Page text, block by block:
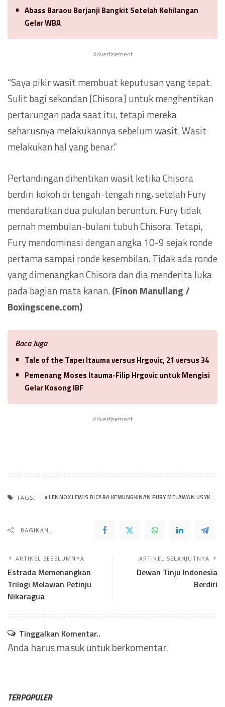
Abass Baraou Berjanji Bangkit Setelah Kehilangan
Gelar WBA
Advertisement
“Saya pikir wasit membuat keputusan yang tepat.
Sulit bagi sekondan [Chisora] untuk menghentikan
pertarungan pada saat itu, tetapi mereka
seharusnya melakukannya sebelum wasit. Wasit
melakukan hal yang benar.”
Pertandingan dihentikan wasit ketika Chisora
berdiri kokoh di tengah-tengah ring, setelah Fury
mendaratkan dua pukulan beruntun. Fury tidak
pernah membulan-bulani tubuh Chisora. Tetapi,
Fury mendominasi dengan angka 10-9 sejak ronde
pertama sampai ronde kesembilan. Tidak ada ronde
yang dimenangkan Chisora dan dia menderita luka
pada bagian mata kanan.(Finon Manullang /
Boxingscene.com)
Baca Juga
Tale of the Tape: Itauma versus Hrgovic, 21 versus 34
Pemenang Moses Itauma-Filip Hrgovic untuk Mengisi
Gelar Kosong IBF
Advertisement
TAGS: LENNOX LEWIS BICARA KEMUNGKINAN FURY MELAWAN USYK
BAGIKAN..
ARTIKEL SEBELUMNYA
Estrada Memenangkan
Trilogi Melawan Petinju
Nikaragua
ARTIKEL SELANJUTNYA
Dewan Tinju Indonesia
Berdiri
Tinggalkan Komentar..
Anda harusmasukuntuk berkomentar.
TERPOPULER